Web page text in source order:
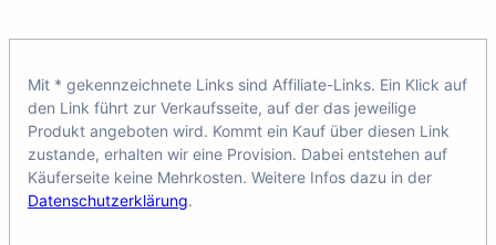
Mit * gekennzeichnete Links sind Affiliate-Links. Ein Klick auf
den Link führt zur Verkaufsseite, auf der das jeweilige
Produkt angeboten wird. Kommt ein Kauf über diesen Link
zustande, erhalten wir eine Provision. Dabei entstehen auf
Käuferseite keine Mehrkosten. Weitere Infos dazu in der
Datenschutzerklärung.